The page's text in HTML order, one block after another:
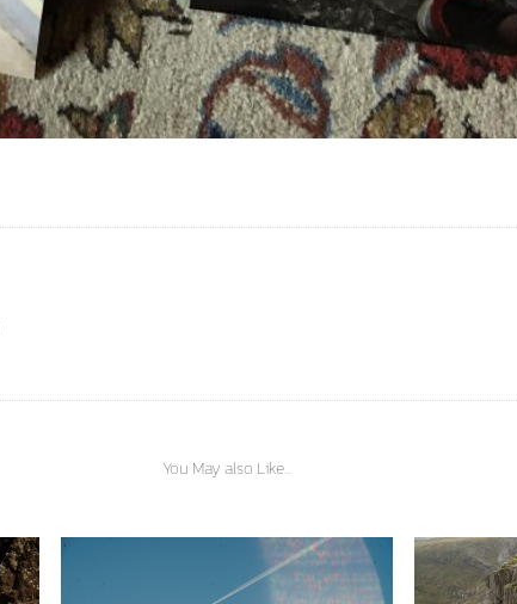
You May also Like...